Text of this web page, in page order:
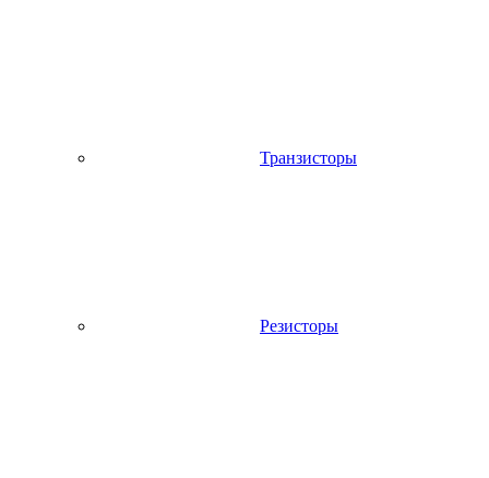
Транзисторы
Резисторы